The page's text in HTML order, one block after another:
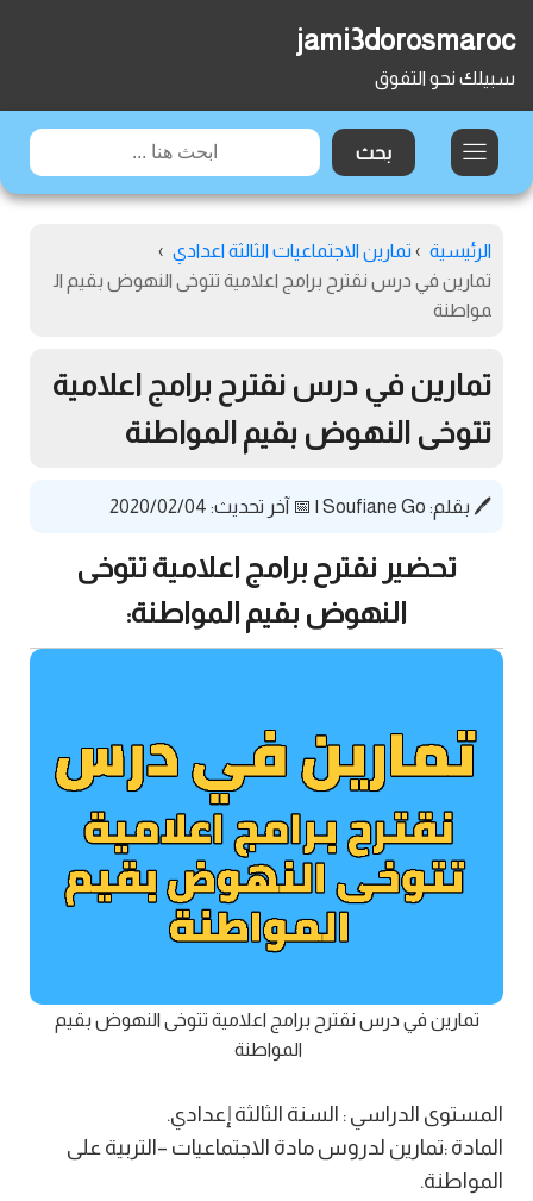
jami3dorosmaroc
سبيلك نحو التفوق
الرئيسية › تمارين الاجتماعيات الثالثة اعدادي ›
تمارين في درس نقترح برامج اعلامية تتوخى النهوض بقيم ال
مواطنة
تمارين في درس نقترح برامج اعلامية
تتوخى النهوض بقيم المواطنة
🖊️ بقلم: Soufiane Go
| 📅 آخر تحديث: 2020/02/04
تحضير نقترح برامج اعلامية تتوخى
النهوض بقيم المواطنة:
تمارين في درس نقترح برامج اعلامية تتوخى النهوض بقيم
المواطنة
المستوى الدراسي : السنة الثالثة إعدادي.
المادة :تمارين لدروس مادة الاجتماعيات –التربية على
المواطنة.